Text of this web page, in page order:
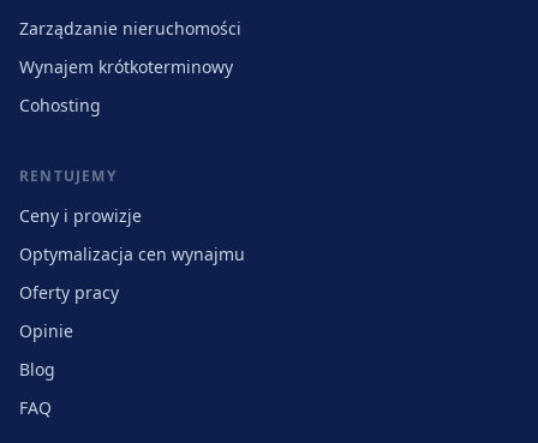
Zarządzanie nieruchomości
Wynajem krótkoterminowy
Cohosting
RENTUJEMY
Ceny i prowizje
Optymalizacja cen wynajmu
Oferty pracy
Opinie
Blog
FAQ